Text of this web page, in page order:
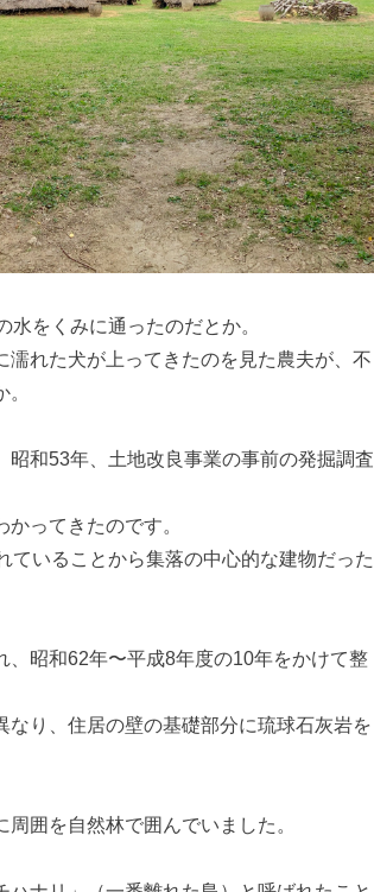
をくみに通ったのだとか。
れた犬が上ってきたのを見た農夫が、不
和53年、土地改良事業の事前の発掘調査
ってきたのです。
ていることから集落の中心的な建物だった
昭和62年〜平成8年度の10年をかけて整
り、住居の壁の基礎部分に琉球石灰岩を
囲を自然林で囲んでいました。